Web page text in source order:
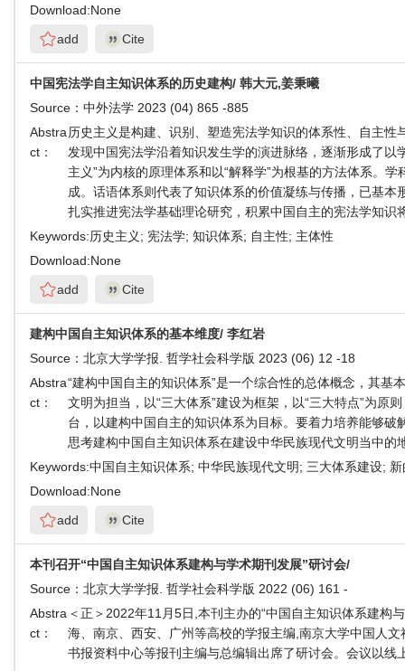
Download:None
add
Cite
中国宪法学自主知识体系的历史建构/ 韩大元,姜秉曦
Source： 中外法学 2023 (04) 865 -885
Abstra
ct：
历史主义是构建、识别、塑造宪法学知识的体系性、自主
发现中国宪法学沿着知识发生学的演进脉络，逐渐形成了
主义”为内核的原理体系和以“解释学”为根基的方法体系。
成。话语体系则代表了知识体系的价值凝练与传播，已基
扎实推进宪法学基础理论研究，积累中国自主的宪法学知识
Keywords:历史主义; 宪法学; 知识体系; 自主性; 主体性
Download:None
add
Cite
建构中国自主知识体系的基本维度/ 李红岩
Source： 北京大学学报. 哲学社会科学版 2023 (06) 12 -18
Abstra
ct：
“建构中国自主的知识体系”是一个综合性的总体概念，其
文明为担当，以“三大体系”建设为框架，以“三大特点”为
台，以建构中国自主的知识体系为目标。要着力培养能够
思考建构中国自主知识体系在建设中华民族现代文明当中的
Keywords:中国自主知识体系; 中华民族现代文明; 三大体系建设;
Download:None
add
Cite
本刊召开“中国自主知识体系建构与学术期刊发展”研讨会/
Source： 北京大学学报. 哲学社会科学版 2022 (06) 161 -
Abstra
ct：
＜正＞2022年11月5日,本刊主办的“中国自主知识体系建构
海、南京、西安、广州等高校的学报主编,南京大学中国人
书报资料中心等报刊主编与总编辑出席了研讨会。会议以线